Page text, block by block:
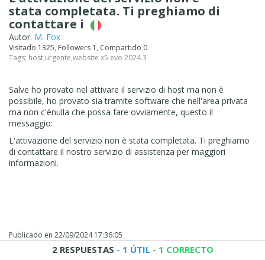
stata completata. Ti preghiamo di
contattare i
Autor: M. Fox
Visitado 1325, Followers 1, Compartido 0
Tags: host,urgente,website x5 evo 2024.3
Salve ho provato nel attivare il servizio di host ma non è
possibile, ho provato sia tramite software che nell'area privata
ma non c'ènulla che possa fare ovviamente, questo il
messaggio:
L'attivazione del servizio non è stata completata. Ti preghiamo
di contattare il nostro servizio di assistenza per maggiori
informazioni.
Publicado en 22/09/2024 17:36:05
2 RESPUESTAS - 1 ÚTIL- 1 CORRECTO